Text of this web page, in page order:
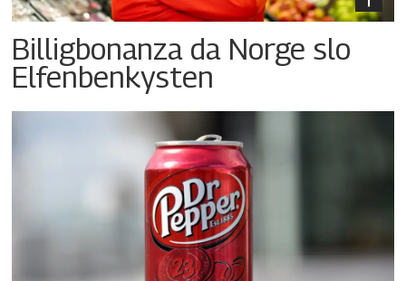
Billigbonanza da Norge slo
Elfenbenkysten